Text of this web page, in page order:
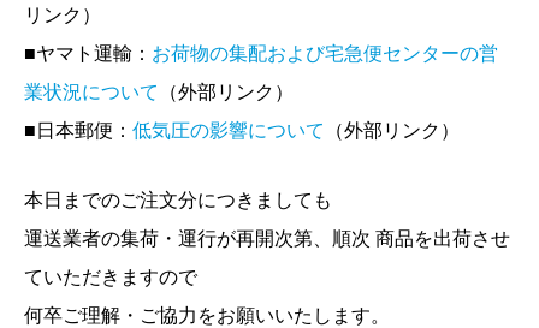
リンク）
■ヤマト運輸： お荷物の集配および宅急便センターの営
業状況について
（外部リンク）
■日本郵便： 低気圧の影響について （外部リンク）
本日までのご注文分につきましても
運送業者の集荷・運行が再開次第、順次 商品を出荷させ
ていただきますので
何卒ご理解・ご協力をお願いいたします。